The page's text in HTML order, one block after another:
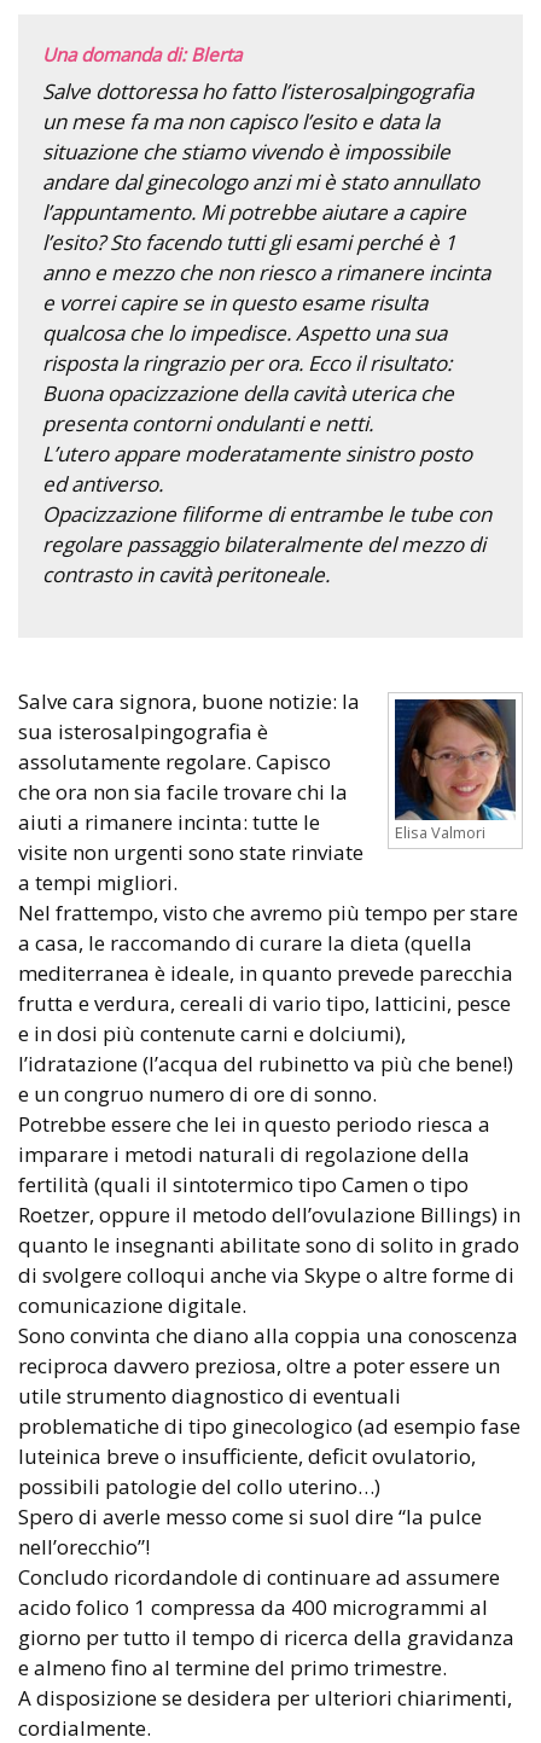
Una domanda di: Blerta
Salve dottoressa ho fatto l’isterosalpingografia
un mese fa ma non capisco l’esito e data la
situazione che stiamo vivendo è impossibile
andare dal ginecologo anzi mi è stato annullato
l’appuntamento. Mi potrebbe aiutare a capire
l’esito? Sto facendo tutti gli esami perché è 1
anno e mezzo che non riesco a rimanere incinta
e vorrei capire se in questo esame risulta
qualcosa che lo impedisce. Aspetto una sua
risposta la ringrazio per ora. Ecco il risultato:
Buona opacizzazione della cavità uterica che
presenta contorni ondulanti e netti.
L’utero appare moderatamente sinistro posto
ed antiverso.
Opacizzazione filiforme di entrambe le tube con
regolare passaggio bilateralmente del mezzo di
contrasto in cavità peritoneale.
Elisa Valmori
Salve cara signora, buone notizie: la
sua isterosalpingografia è
assolutamente regolare. Capisco
che ora non sia facile trovare chi la
aiuti a rimanere incinta: tutte le
visite non urgenti sono state rinviate
a tempi migliori.
Nel frattempo, visto che avremo più tempo per stare
a casa, le raccomando di curare la dieta (quella
mediterranea è ideale, in quanto prevede parecchia
frutta e verdura, cereali di vario tipo, latticini, pesce
e in dosi più contenute carni e dolciumi),
l’idratazione (l’acqua del rubinetto va più che bene!)
e un congruo numero di ore di sonno.
Potrebbe essere che lei in questo periodo riesca a
imparare i metodi naturali di regolazione della
fertilità (quali il sintotermico tipo Camen o tipo
Roetzer, oppure il metodo dell’ovulazione Billings) in
quanto le insegnanti abilitate sono di solito in grado
di svolgere colloqui anche via Skype o altre forme di
comunicazione digitale.
Sono convinta che diano alla coppia una conoscenza
reciproca davvero preziosa, oltre a poter essere un
utile strumento diagnostico di eventuali
problematiche di tipo ginecologico (ad esempio fase
luteinica breve o insufficiente, deficit ovulatorio,
possibili patologie del collo uterino…)
Spero di averle messo come si suol dire “la pulce
nell’orecchio”!
Concludo ricordandole di continuare ad assumere
acido folico 1 compressa da 400 microgrammi al
giorno per tutto il tempo di ricerca della gravidanza
e almeno fino al termine del primo trimestre.
A disposizione se desidera per ulteriori chiarimenti,
cordialmente.